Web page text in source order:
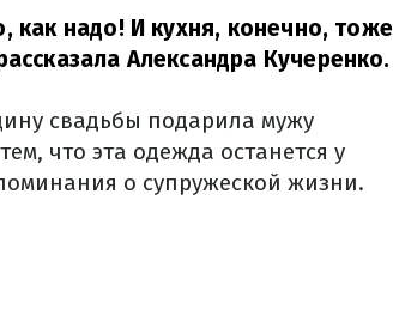
как надо! И кухня, конечно, тоже
Александра Кучеренко.
свадьбы подарила мужу
что эта одежда останется у
о супружеской жизни.